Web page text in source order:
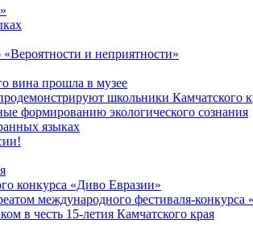
и неприятности»
вина прошла в музее
школьники Камчатского
формированию экологического сознания
языках
конкурса «Диво Евразии»
международного фестиваля-конкурса
в честь 15-летия Камчатского края